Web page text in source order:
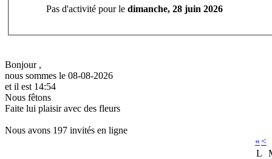
Pas d'activité pour le dimanche, 28 juin 2026
Bonjour ,
nous sommes le 08-08-2026
et il est 14:54
Nous fêtons
Faite lui plaisir avec des fleurs
Nous avons 197 invités en ligne
«<
L